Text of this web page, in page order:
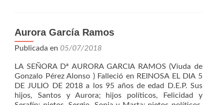
Aurora García Ramos
Publicada en 05/07/2018
LA SEÑORA Dª AURORA GARCIA RAMOS (Viuda de
Gonzalo Pérez Alonso ) Falleció en REINOSA EL DIA 5
DE JULIO DE 2018 a los 95 años de edad D.E.P. Sus
hijos, Santos y Aurora; hijos políticos, Felicidad y